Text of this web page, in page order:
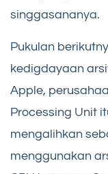
singgasananya.
Pukulan
kedigdayaan
Apple,
Processing Unit
mengalihkan
menggunakan